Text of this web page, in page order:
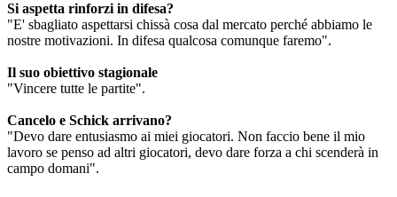
Si aspetta rinforzi in difesa?
"E' sbagliato aspettarsi chissà cosa dal mercato perché abbiamo le
nostre motivazioni. In difesa qualcosa comunque faremo".
Il suo obiettivo stagionale
"Vincere tutte le partite".
Cancelo e Schick arrivano?
"Devo dare entusiasmo ai miei giocatori. Non faccio bene il mio
lavoro se penso ad altri giocatori, devo dare forza a chi scenderà in
campo domani".